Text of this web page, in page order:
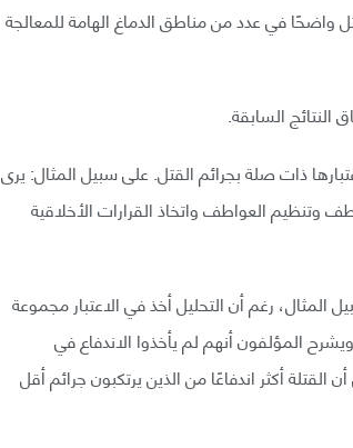
واضحًا في عدد من مناطق الدماغ الهامة للمعالجة
السابقة.
ذات صلة بجرائم القتل. على سبيل المثال: يرى
وتنظيم العواطف واتخاذ القرارات الأخلاقية
رغم أن التحليل أخذ في الاعتبار مجموعة
المؤلفون أنهم لم يأخذوا الاندفاع في
القتلة أكثر اندفاعًا من الذين يرتكبون جرائم أقل